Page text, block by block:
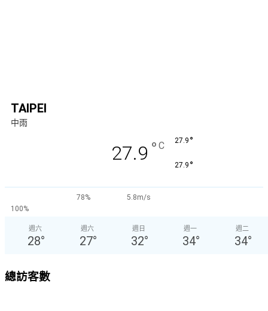
TAIPEI
中雨
27.9 ° C 27.9 °
27.9 °
78%
5.8m/s
100%
週六
28°
週六
27°
週日
32°
週一
34°
週二
34°
總訪客數